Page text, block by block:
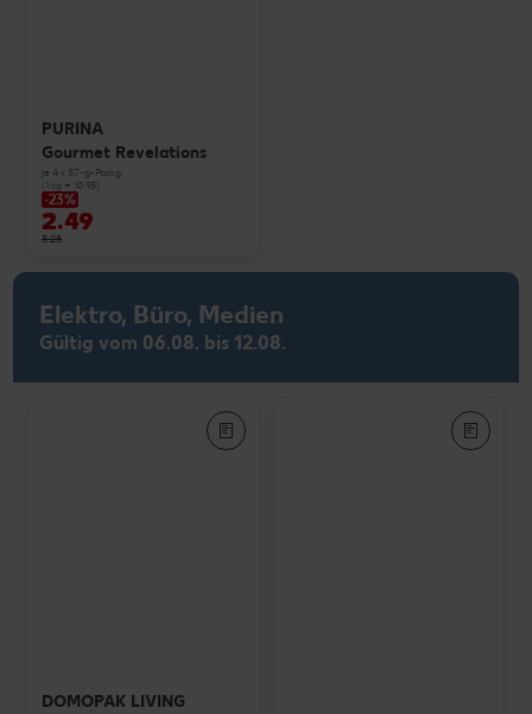
PURINA
Gourmet Revelations
je 4 x 57-g-Packg.
(1 kg = 10.93)
-23%
2.49
3.25
Elektro, Büro, Medien
Gültig vom 06.08. bis 12.08.
DOMOPAK LIVING